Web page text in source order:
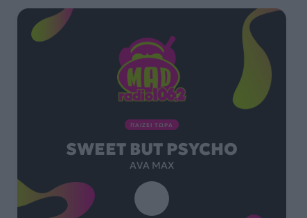
ΠΑΙΖΕΙ ΤΩΡΑ
SWEET BUT PSYCHO
AVA MAX